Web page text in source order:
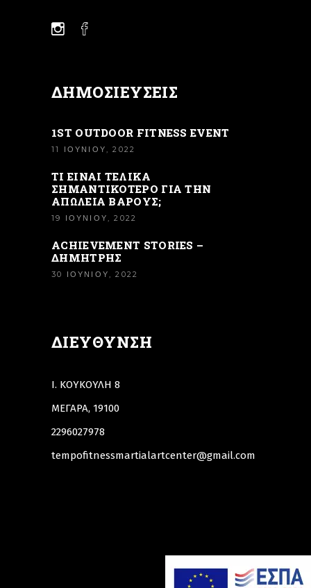
ΔΗΜΟΣΙΕΎΣΕΙΣ
1ST OUTDOOR FITNESS EVENT
11 ΙΟΥΝΊΟΥ, 2022
ΤΙ ΕΙΝΑΙ ΤΕΛΙΚΑ
ΣΗΜΑΝΤΙΚΟΤΕΡΟ ΓΙΑ ΤΗΝ
ΑΠΩΛΕΙΑ ΒΑΡΟΥΣ;
19 ΙΟΥΝΊΟΥ, 2022
ACHIEVEMENT STORIES –
ΔΗΜΉΤΡΗΣ
30 ΙΟΥΝΊΟΥ, 2022
ΔΙΕΎΘΥΝΣΗ
Ι. ΚΟΥΚΟΥΛΗ 8
ΜΕΓΑΡΑ, 19100
2296027978
tempofitnessmartialartcenter@gmail.com